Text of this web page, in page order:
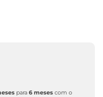
para6 meses com o